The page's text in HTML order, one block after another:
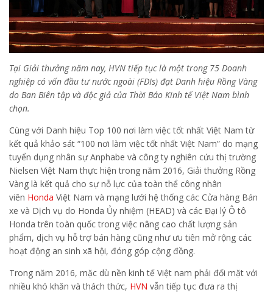
Tại Giải thưởng năm nay, HVN tiếp tục là một trong 75 Doanh
nghiệp có vốn đầu tư nước ngoài (FDIs) đạt Danh hiệu Rồng Vàng
do Ban Biên tập và độc giả của Thời Báo Kinh tế Việt Nam bình
chọn.
Cùng với Danh hiệu Top 100 nơi làm việc tốt nhất Việt Nam từ
kết quả khảo sát “100 nơi làm việc tốt nhất Việt Nam” do mạng
tuyển dụng nhân sự Anphabe và công ty nghiên cứu thị trường
Nielsen Việt Nam thực hiện trong năm 2016, Giải thưởng Rồng
Vàng là kết quả cho sự nỗ lực của toàn thể công nhân
viên Honda Việt Nam và mạng lưới hệ thống các Cửa hàng Bán
xe và Dịch vụ do Honda Ủy nhiệm (HEAD) và các Đại lý Ô tô
Honda trên toàn quốc trong việc nâng cao chất lượng sản
phẩm, dịch vụ hỗ trợ bán hàng cũng như ưu tiên mở rộng các
hoạt động an sinh xã hội, đóng góp cộng đồng.
Trong năm 2016, mặc dù nền kinh tế Việt nam phải đối mặt với
nhiều khó khăn và thách thức, HVN vẫn tiếp tục đưa ra thị